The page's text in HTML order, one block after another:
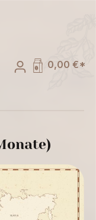
0,00 €*